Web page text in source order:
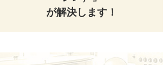
が解決します！